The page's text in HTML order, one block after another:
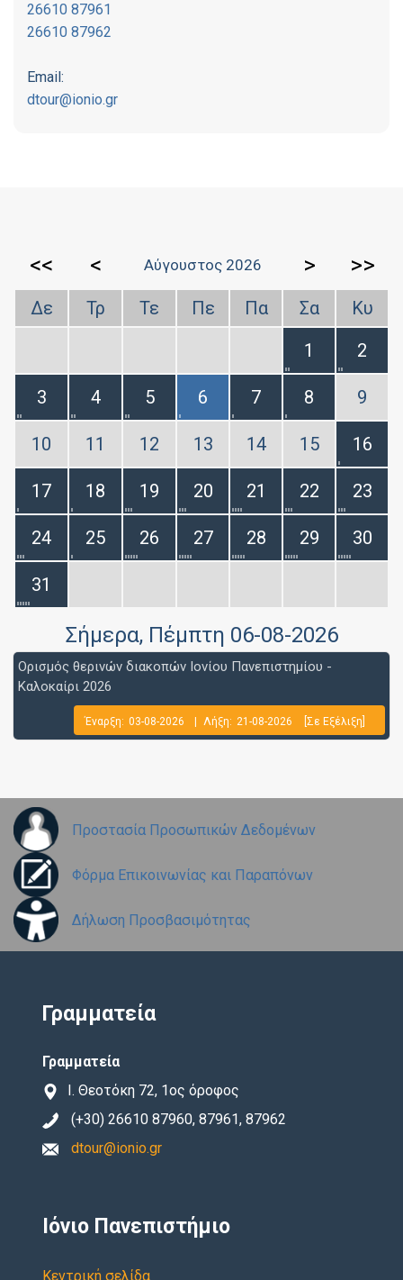
26610 87961
26610 87962
Email:
dtour@ionio.gr
<< < Αύγουστος 2026 > >>
Δε Τρ Τε Πε Πα Σα
Κυ
1
2
3 4 5 6 7 8 9
10 11 12 13 14 15 16
17 18 19 20 21 22 23
24 25 26 27 28 29 30
31
Σήμερα, Πέμπτη 06-08-2026
Ορισμός θερινών διακοπών Ιονίου Πανεπιστημίου -
Καλοκαίρι 2026
Έναρξη: 03-08-2026 Λήξη: 21-08-2026 [Σε Εξέλιξη]
Προστασία Προσωπικών Δεδομένων
Φόρμα Επικοινωνίας και Παραπόνων
Δήλωση Προσβασιμότητας
Γραμματεία
Γραμματεία
Ι. Θεοτόκη 72, 1ος όροφος
(+30) 26610 87960, 87961, 87962
dtour@ionio.gr
Ιόνιο Πανεπιστήμιο
Κεντρική σελίδα